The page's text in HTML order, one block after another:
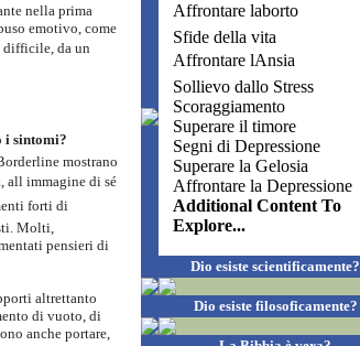
nella prima
emotivo, come
difficile, da un
i sintomi?
mostrano
immagine di sé
forti di
Molti,
pensieri di
altrettanto
di vuoto, di
anche portare,
Affrontare laborto
Sfide della vita
Affrontare lAnsia
Sollievo dallo Stress
Scoraggiamento
Superare il timore
Segni di Depressione
Superare la Gelosia
Affrontare la Depressione
Additional Content To
Explore...
Dio esiste scientificamente?
Dio esiste filosoficamente?